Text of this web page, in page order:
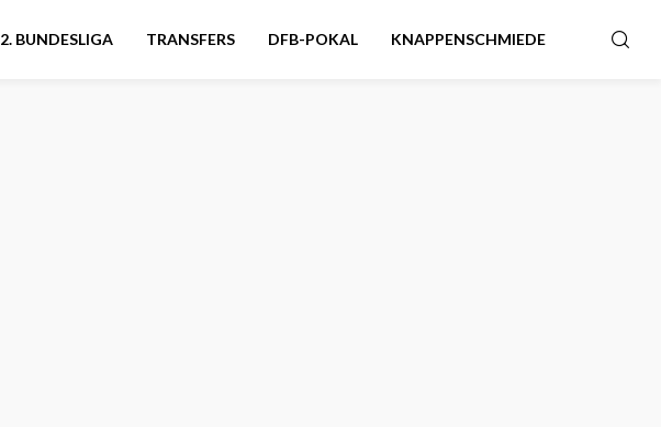
2. BUNDESLIGA TRANSFERS DFB-POKAL KNAPPENSCHMIEDE